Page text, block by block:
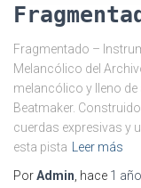
Fragmentado –
Melancólico del
melancólico y lleno
Beatmaker.
cuerdas expresivas y
esta pista
Leer más
PorAdmin , hace 1 año